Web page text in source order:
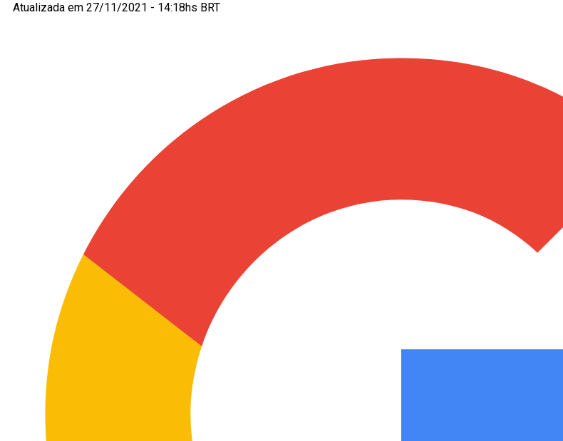
Atualizada em 27/11/2021 - 14:18hs BRT